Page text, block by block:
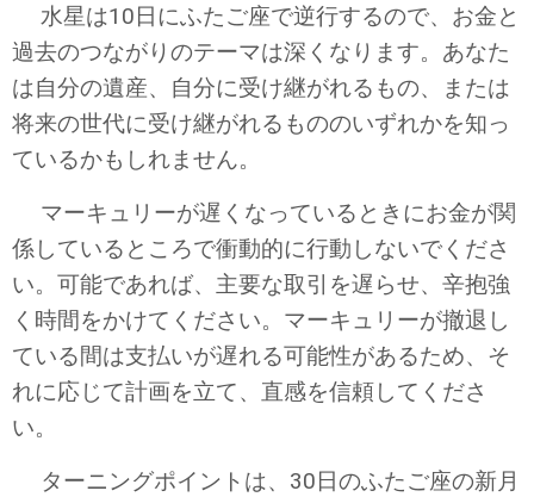
水星は10日にふたご座で逆行するので、お金と
過去のつながりのテーマは深くなります。あなた
は自分の遺産、自分に受け継がれるもの、または
将来の世代に受け継がれるもののいずれかを知っ
ているかもしれません。
マーキュリーが遅くなっているときにお金が関
係しているところで衝動的に行動しないでくださ
い。可能であれば、主要な取引を遅らせ、辛抱強
く時間をかけてください。マーキュリーが撤退し
ている間は支払いが遅れる可能性があるため、そ
れに応じて計画を立て、直感を信頼してくださ
い。
ターニングポイントは、30日のふたご座の新月